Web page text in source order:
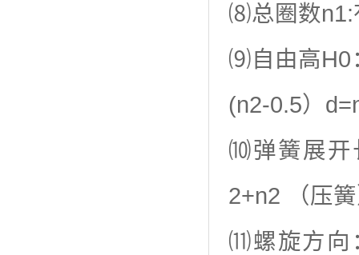
⑻总圈数n1:
⑼自由高H0
(n2-0.5）
⑽弹簧展开
2+n2 （压
⑾螺旋方向